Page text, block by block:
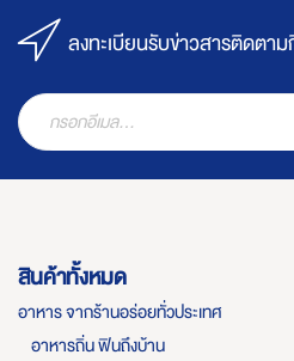
ลงทะเบียนรับข่าวสารติดตา
สินค้าทั้งหมด
อาหาร จากร้านอร่อยทั่วประเทศ
อาหารถิ่น ฟินถึงบ้าน